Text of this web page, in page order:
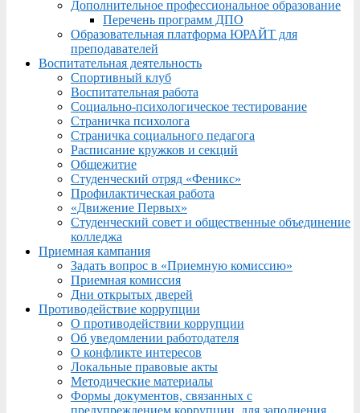
Дополнительное профессиональное образование
Перечень программ ДПО
Образовательная платформа ЮРАЙТ для
преподавателей
Воспитательная деятельность
Спортивный клуб
Воспитательная работа
Социально-психологическое тестирование
Страничка психолога
Страничка социального педагога
Расписание кружков и секций
Общежитие
Студенческий отряд «Феникс»
Профилактическая работа
«Движение Первых»
Студенческий совет и общественные объединение
колледжа
Приемная кампания
Задать вопрос в «Приемную комиссию»
Приемная комиссия
Дни открытых дверей
Противодействие коррупции
О противодействии коррупции
Об уведомлении работодателя
О конфликте интересов
Локальные правовые акты
Методические материалы
Формы документов, связанных с
предупреждением коррупции, для заполнения